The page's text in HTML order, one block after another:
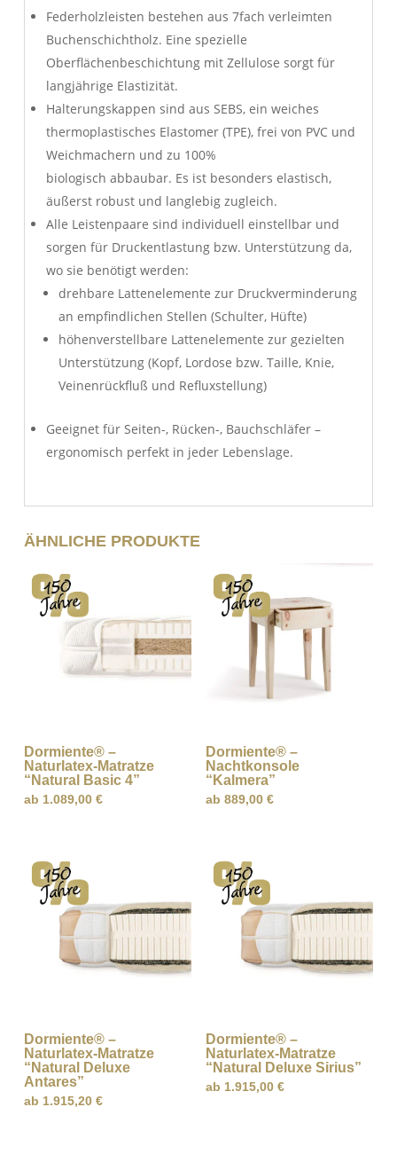
Federholzleisten bestehen aus 7fach verleimten
Buchenschichtholz. Eine spezielle
Oberflächenbeschichtung mit Zellulose sorgt für
langjährige Elastizität.
Halterungskappen sind aus SEBS, ein weiches
thermoplastisches Elastomer (TPE), frei von PVC und
Weichmachern und zu 100%
biologisch abbaubar. Es ist besonders elastisch,
äußerst robust und langlebig zugleich.
Alle Leistenpaare sind individuell einstellbar und
sorgen für Druckentlastung bzw. Unterstützung da,
wo sie benötigt werden:
drehbare Lattenelemente zur Druckverminderung
an empfindlichen Stellen (Schulter, Hüfte)
höhenverstellbare Lattenelemente zur gezielten
Unterstützung (Kopf, Lordose bzw. Taille, Knie,
Veinenrückfluß und Refluxstellung)
Geeignet für Seiten-, Rücken-, Bauchschläfer –
ergonomisch perfekt in jeder Lebenslage.
ÄHNLICHE PRODUKTE
Dormiente® –
Naturlatex-Matratze
“Natural Basic 4”
ab 1.089,00€
Dormiente® –
Nachtkonsole
“Kalmera”
ab 889,00 €
Dormiente® –
Naturlatex-Matratze
“Natural Deluxe
Antares”
ab 1.915,20€
Dormiente® –
Naturlatex-Matratze
“Natural Deluxe Sirius”
ab 1.915,00 €